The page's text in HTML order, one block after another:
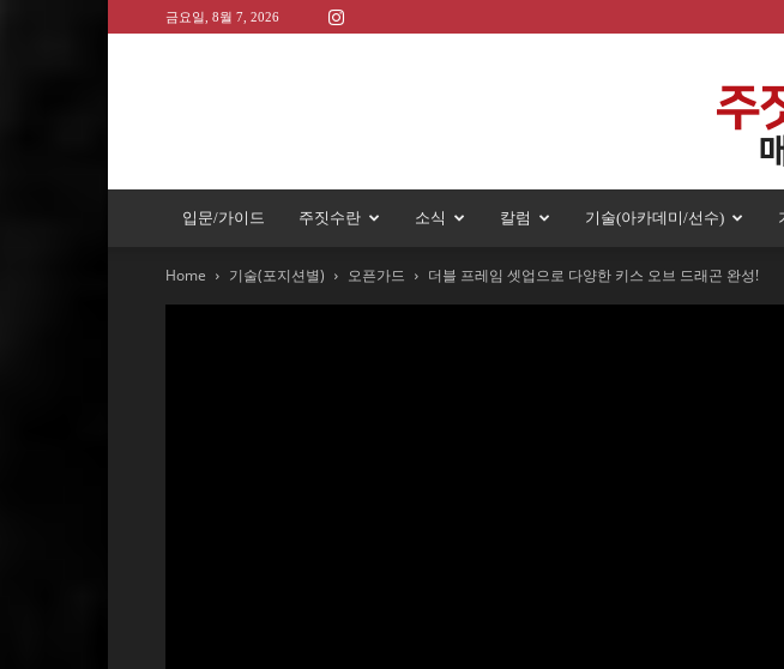
금요일, 8월 7, 2026
입문/가이드 주짓수란 소식 칼럼 기술(아카데미/선수)
Home 기술(포지션별) 오픈가드 더블 프레임 셋업으로 다양한 키스 오브 드래곤 완성!